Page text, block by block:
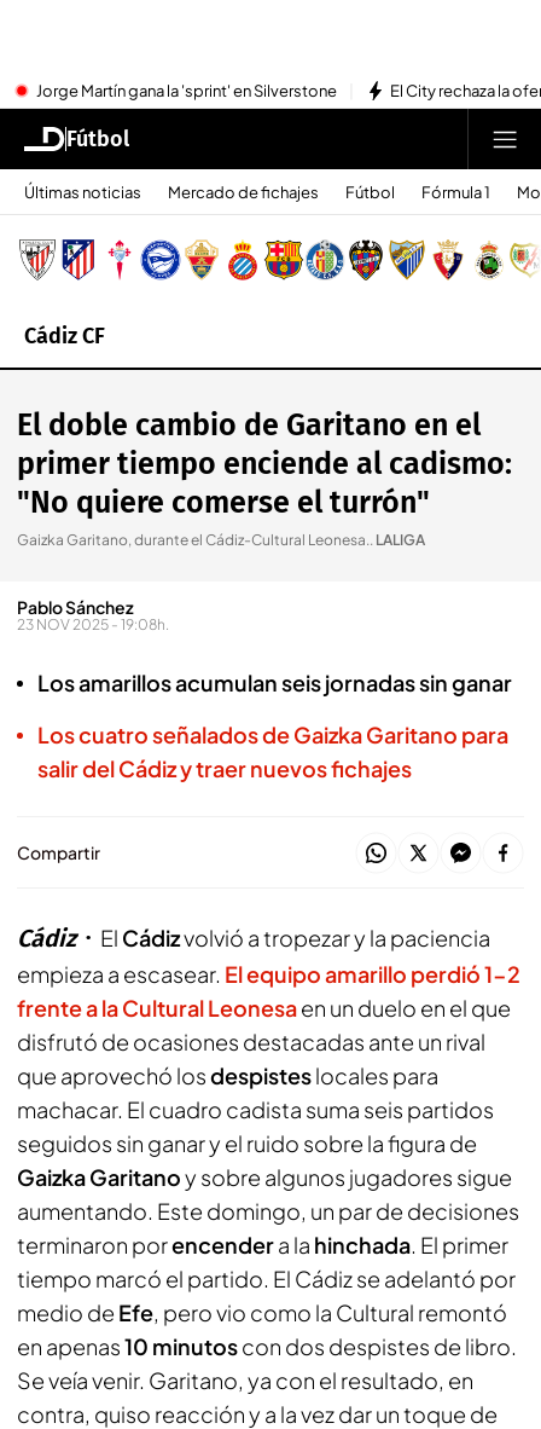
Jorge Martín gana la 'sprint' en Silverstone El City rechaza la
Fútbol
Últimas noticias Mercado de fichajes Fútbol Fórmula 1
Cádiz CF
El doble cambio de Garitano en el
primer tiempo enciende al cadismo:
"No quiere comerse el turrón"
Gaizka Garitano, durante el Cádiz-Cultural Leonesa.. LALIGA
Pablo Sánchez
23 NOV 2025 - 19:08h.
Los amarillos acumulan seis jornadas sin ganar
Los cuatro señalados de Gaizka Garitano para
salir del Cádiz y traer nuevos fichajes
Compartir
Cádiz El Cádizvolvió a tropezar y la paciencia
empieza a escasear. El equipo amarillo perdió 1-2
frente a la Cultural Leonesaen un duelo en el que
disfrutó de ocasiones destacadas ante un rival
que aprovechó losdespisteslocales para
machacar. El cuadro cadista suma seis partidos
seguidos sin ganar y el ruido sobre la figura de
Gaizka Garitanoy sobre algunos jugadores sigue
aumentando. Este domingo, un par de decisiones
terminaron porencendera la hinchada. El primer
tiempo marcó el partido. El Cádiz se adelantó por
medio de Efe, pero vio como la Cultural remontó
en apenas10 minutoscon dos despistes de libro.
Se veía venir. Garitano, ya con el resultado, en
contra, quiso reacción y a la vez dar un toque de